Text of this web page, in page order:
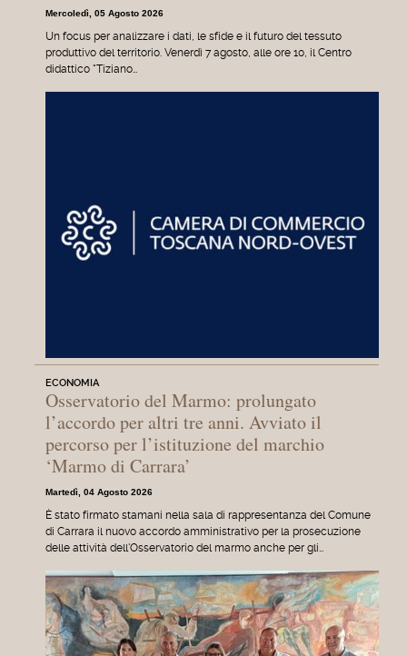
Mercoledì, 05 Agosto 2026
Un focus per analizzare i dati, le sfide e il futuro del tessuto
produttivo del territorio. Venerdì 7 agosto, alle ore 10, il Centro
didattico "Tiziano…
ECONOMIA
Osservatorio del Marmo: prolungato
l’accordo per altri tre anni. Avviato il
percorso per l’istituzione del marchio
‘Marmo di Carrara’
Martedì, 04 Agosto 2026
È stato firmato stamani nella sala di rappresentanza del Comune
di Carrara il nuovo accordo amministrativo per la prosecuzione
delle attività dell'Osservatorio del marmo anche per gli…